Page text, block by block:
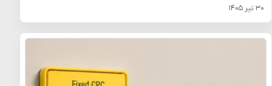
۳۰ تیر ۱۴۰۵